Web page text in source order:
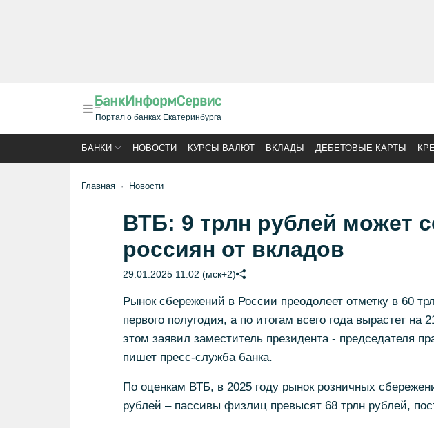
Портал о банках Екатеринбурга
БАНКИ НОВОСТИ КУРСЫ ВАЛЮТ ВКЛАДЫ ДЕБЕТОВЫЕ КАРТЫ
Главная Новости
ВТБ: 9 трлн рублей может
россиян от вкладов
29.01.2025 11:02 (мск+2)
Рынок сбережений в России преодолеет отметку в 60
первого полугодия, а по итогам всего года вырастет на
этом заявил заместитель президента - председателя
пишет пресс-служба банка.
По оценкам ВТБ, в 2025 году рынок розничных
рублей – пассивы физлиц превысят 68 трлн рублей,